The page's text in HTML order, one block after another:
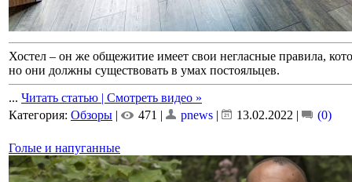
Хостел – он же общежитие имеет свои негласные правила,
но они должны существовать в умах постояльцев.
... Читать статью | Смотреть видео »
Категория: Обзоры | 471 | pnews | 13.02.2022 | (0)
Голые и напуганные